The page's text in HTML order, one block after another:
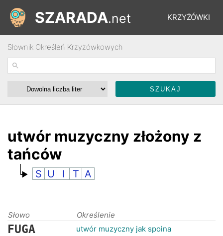
KRZYŻÓWKI
ŁAMIGŁÓWKI
SZARADA.net
Słownik Określeń Krzyżówkowych
utwór muzyczny złożony z
tańców
S U I T A
Słowo Określenie
FUGA utwór muzyczny jak spoina